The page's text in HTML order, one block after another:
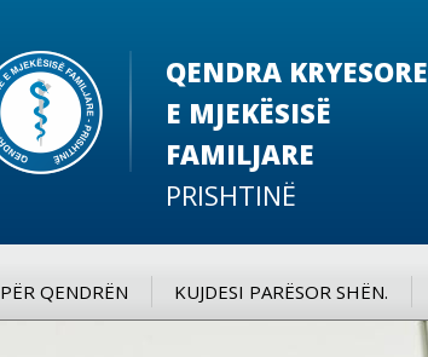
QENDRA KRYESORE
E MJEKËSISË
FAMILJARE
PRISHTINË
PËR QENDRËN KUJDESI PARËSOR SHËN.